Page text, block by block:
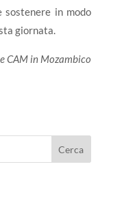
sostenere in modo
giornata.
CAM in Mozambico